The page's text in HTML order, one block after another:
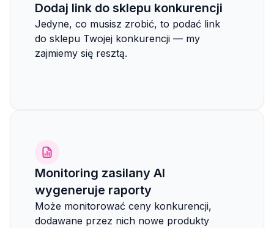
Dodaj link do sklepu konkurencji
Jedyne, co musisz zrobić, to podać link
do sklepu Twojej konkurencji — my
zajmiemy się resztą.
Monitoring zasilany AI
wygeneruje raporty
Może monitorować ceny konkurencji,
dodawane przez nich nowe produkty